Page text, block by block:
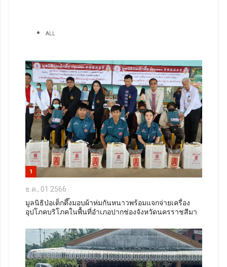
ALL
1
ธ.ค., 01 2566
มูลนิธิป่อเต็กตึ๊งมอบผ้าห่มกันหนาวพร้อมแจกจ่ายเครื่อง
อุปโภคบริโภคในพื้นที่อำเภอปากช่องจังหวัดนครราชสีมา